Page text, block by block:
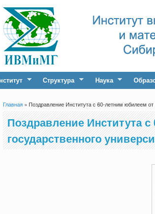
Структура Наука
Вы здесь
Главная » Поздравление Института с 60-летним юбилеем
Поздравление Института
государственного